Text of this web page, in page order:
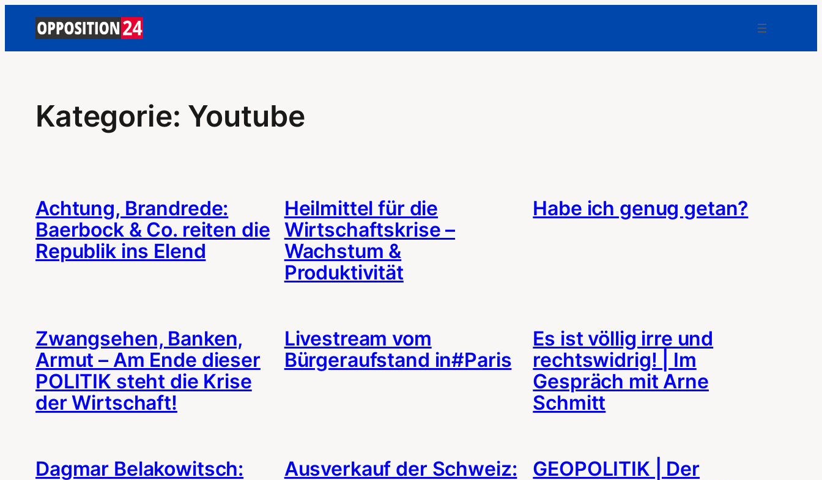
Kategorie: Youtube
Achtung, Brandrede:
Baerbock & Co. reiten die
Republik ins Elend
Heilmittel für die
Wirtschaftskrise –
Wachstum &
Produktivität
Habe ich genug getan?
Zwangsehen, Banken,
Armut – Am Ende dieser
POLITIK steht die Krise
der Wirtschaft!
Livestream vom
Bürgeraufstand in#Paris
Es ist völlig irre und
rechtswidrig! | Im
Gespräch mit Arne
Schmitt
Dagmar Belakowitsch:
Ausverkauf der Schweiz:
GEOPOLITIK | Der